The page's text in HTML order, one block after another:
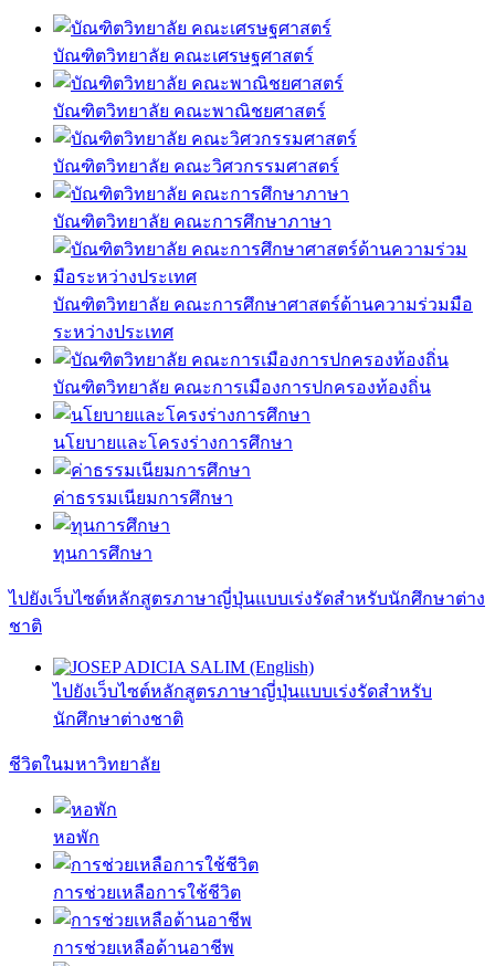
บัณฑิตวิทยาลัย คณะเศรษฐศาสตร์
บัณฑิตวิทยาลัย คณะพาณิชยศาสตร์
บัณฑิตวิทยาลัย คณะวิศวกรรมศาสตร์
บัณฑิตวิทยาลัย คณะการศึกษาภาษา
บัณฑิตวิทยาลัย คณะการศึกษาศาสตร์ด้านความร่วมมือ
ระหว่างประเทศ
บัณฑิตวิทยาลัย คณะการเมืองการปกครองท้องถิ่น
นโยบายและโครงร่างการศึกษา
ค่าธรรมเนียมการศึกษา
ทุนการศึกษา
ไปยังเว็บไซต์หลักสูตรภาษาญี่ปุ่นแบบเร่งรัดสำหรับนักศึกษาต่าง
ชาติ
ไปยังเว็บไซต์หลักสูตรภาษาญี่ปุ่นแบบเร่งรัดสำหรับ
นักศึกษาต่างชาติ
ชีวิตในมหาวิทยาลัย
หอพัก
การช่วยเหลือการใช้ชีวิต
การช่วยเหลือด้านอาชีพ